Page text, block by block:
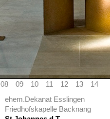
08 09 10 11 12 13
14
ehem.Dekanat Esslingen
Friedhofskapelle Backnang